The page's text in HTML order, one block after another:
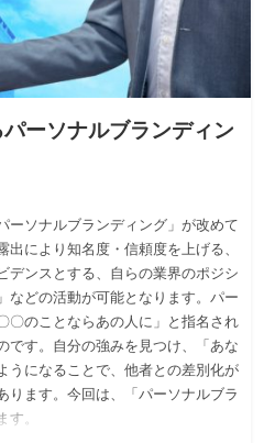
ーソナルブランディン
ーソナルブランディング」が改めて
により知名度・信頼度を上げる、
デンスとする、自らの業界のポジシ
などの活動が可能となります。パー
〇のことならあの人に」と指名され
です。自分の強みを見つけ、「あな
うになることで、他者との差別化が
ります。今回は、「パーソナルブラ
す。